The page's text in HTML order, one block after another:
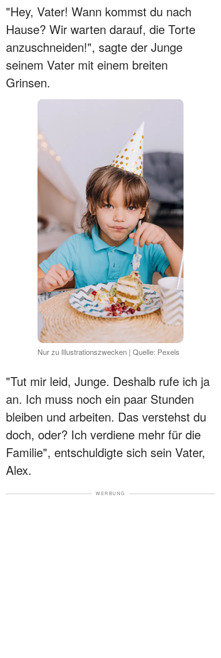
"Hey, Vater! Wann kommst du nach
Hause? Wir warten darauf, die Torte
anzuschneiden!", sagte der Junge
seinem Vater mit einem breiten
Grinsen.
Nur zu Illustrationszwecken | Quelle: Pexels
"Tut mir leid, Junge. Deshalb rufe ich ja
an. Ich muss noch ein paar Stunden
bleiben und arbeiten. Das verstehst du
doch, oder? Ich verdiene mehr für die
Familie", entschuldigte sich sein Vater,
Alex.
WERBUNG